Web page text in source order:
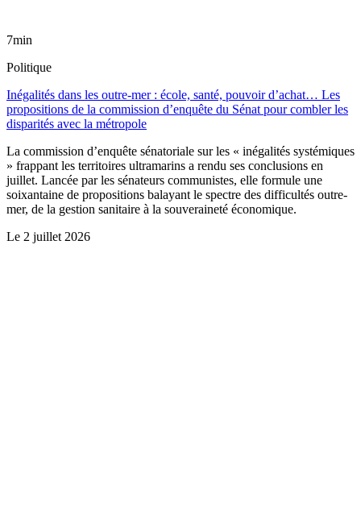
7min
Politique
Inégalités dans les outre-mer : école, santé, pouvoir d’achat… Les
propositions de la commission d’enquête du Sénat pour combler les
disparités avec la métropole
La commission d’enquête sénatoriale sur les « inégalités systémiques
» frappant les territoires ultramarins a rendu ses conclusions en
juillet. Lancée par les sénateurs communistes, elle formule une
soixantaine de propositions balayant le spectre des difficultés outre-
mer, de la gestion sanitaire à la souveraineté économique.
Le 2 juillet 2026